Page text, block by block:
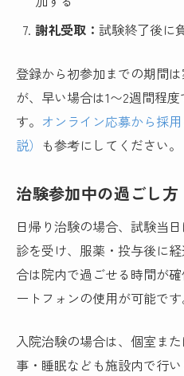
謝礼受取：試験終了後に
登録から初参加までの期間
が、早い場合は1〜2週間程
す。 オンライン応募から採
説） も参考にしてください。
治験参加中の過ごし方
日帰り治験の場合、試験当
診を受け、服薬・投与後に
合は院内で過ごせる時間が
ートフォンの使用が可能です
入院治験の場合は、個室ま
事・睡眠なども施設内で行